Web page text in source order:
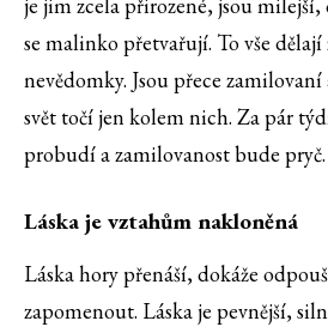
je jim zcela přirozené, jsou milejší,
se malinko přetvařují. To vše dělají
nevědomky. Jsou přece
svět točí jen kolem nich. Za pár
probudí a zamilovanost bude
Láska je vztahům nakloněná
Láska hory přenáší, dokáže
zapomenout. Láska je pevnější,